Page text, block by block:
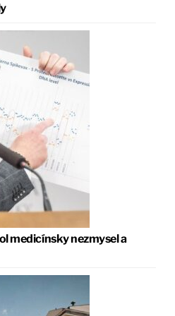
medicínsky nezmysel a